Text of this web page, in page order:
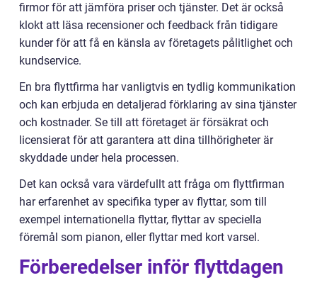
firmor för att jämföra priser och tjänster. Det är också
klokt att läsa recensioner och feedback från tidigare
kunder för att få en känsla av företagets pålitlighet och
kundservice.
En bra flyttfirma har vanligtvis en tydlig kommunikation
och kan erbjuda en detaljerad förklaring av sina tjänster
och kostnader. Se till att företaget är försäkrat och
licensierat för att garantera att dina tillhörigheter är
skyddade under hela processen.
Det kan också vara värdefullt att fråga om flyttfirman
har erfarenhet av specifika typer av flyttar, som till
exempel internationella flyttar, flyttar av speciella
föremål som pianon, eller flyttar med kort varsel.
Förberedelser inför flyttdagen